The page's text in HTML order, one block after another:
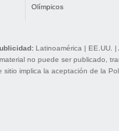
Olímpicos
Latinoamérica | EE.UU. |
no puede ser publicado,
sitio implica la aceptación de la